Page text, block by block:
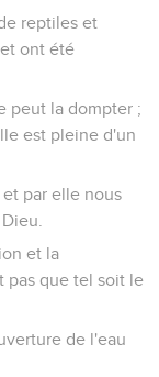
reptiles et
ont été
peut la dompter ;
est pleine d'un
par elle nous
et la
pas que tel soit le
de l'eau